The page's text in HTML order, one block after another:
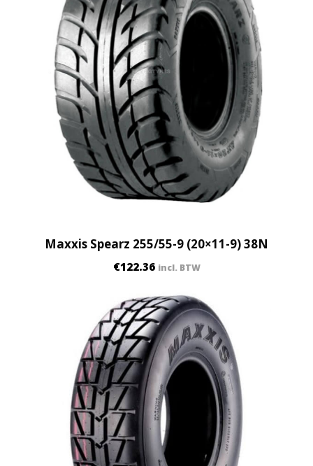
Maxxis Spearz 255/55-9 (20×11-9) 38N
€122.36 incl. BTW